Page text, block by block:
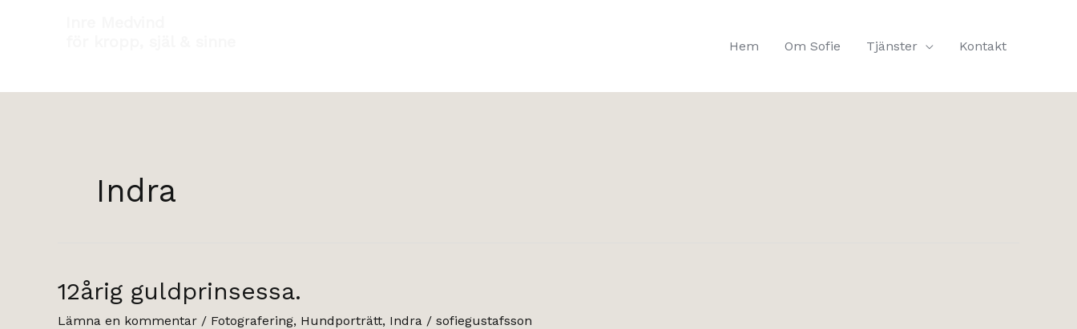
Hem Om Sofie Tjänster Kontakt
Indra
12årig guldprinsessa.
Lämna en kommentar / Fotografering, Hundporträtt, Indra / sofiegustafsson